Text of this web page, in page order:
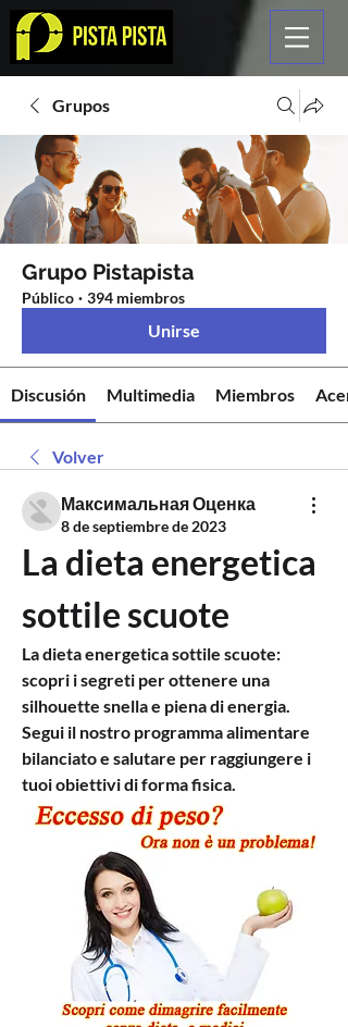
Grupos
Grupo Pistapista
Público · 394 miembros
Unirse
Discusión Multimedia Miembros
Volver
Максимальная Оценка
8 de septiembre de 2023
La dieta energetica
sottile scuote
La dieta energetica sottile scuote:
scopri i segreti per ottenere una
silhouette snella e piena di energia.
Segui il nostro programma alimentare
bilanciato e salutare per raggiungere i
tuoi obiettivi di forma fisica.